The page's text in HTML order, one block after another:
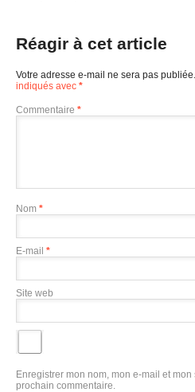
Réagir à cet article
Votre adresse e-mail ne sera pas publiée.
indiqués avec *
Commentaire *
Nom *
E-mail *
Site web
Enregistrer mon nom, mon e-mail et
prochain commentaire.